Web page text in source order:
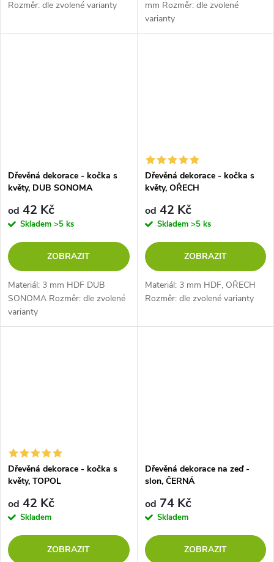
Rozměr: dle zvolené varianty
mm Rozměr: dle zvolené
varianty
Dřevěná dekorace - kočka s
květy, DUB SONOMA
od 42 Kč
Skladem >5 ks
ZOBRAZIT
Materiál: 3 mm HDF DUB
SONOMA Rozměr: dle zvolené
varianty
Dřevěná dekorace - kočka s
květy, OŘECH
od 42 Kč
Skladem >5 ks
ZOBRAZIT
Materiál: 3 mm HDF, OŘECH
Rozměr: dle zvolené varianty
Dřevěná dekorace - kočka s
květy, TOPOL
od 42 Kč
Skladem
ZOBRAZIT
Dřevěná dekorace na zeď -
slon, ČERNÁ
od 74 Kč
Skladem
ZOBRAZIT